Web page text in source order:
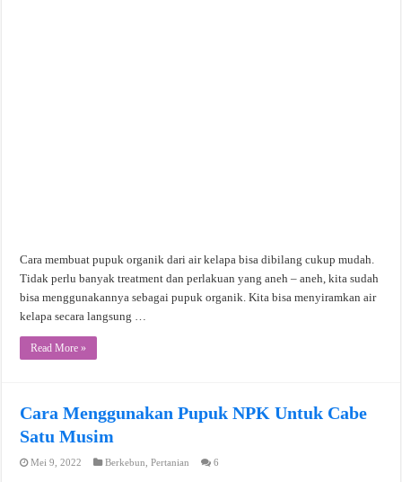
Cara membuat pupuk organik dari air kelapa bisa dibilang cukup mudah.
Tidak perlu banyak treatment dan perlakuan yang aneh – aneh, kita sudah
bisa menggunakannya sebagai pupuk organik. Kita bisa menyiramkan air
kelapa secara langsung …
Read More »
Cara Menggunakan Pupuk NPK Untuk Cabe
Satu Musim
Mei 9, 2022 Berkebun,Pertanian 6